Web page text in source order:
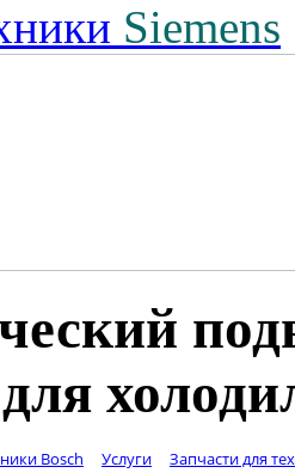
Siemens
Bosch Услуги
Запчасти для